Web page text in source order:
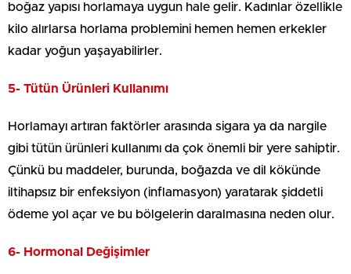
boğaz yapısı horlamaya uygun hale gelir. Kadınlar özellikle
kilo alırlarsa horlama problemini hemen hemen erkekler
kadar yoğun yaşayabilirler.
5- Tütün Ürünleri Kullanımı
Horlamayı artıran faktörler arasında sigara ya da nargile
gibi tütün ürünleri kullanımı da çok önemli bir yere sahiptir.
Çünkü bu maddeler, burunda, boğazda ve dil kökünde
iltihapsız bir enfeksiyon (inflamasyon) yaratarak şiddetli
ödeme yol açar ve bu bölgelerin daralmasına neden olur.
6- Hormonal Değişimler